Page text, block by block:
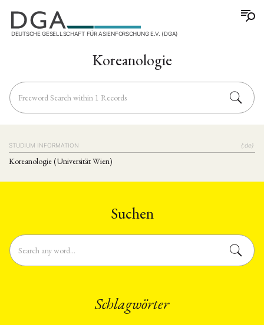
DEUTSCHE GESELLSCHAFT FÜR ASIENFORSCHUNG E.V. (DGA)
Koreanologie
STUDIUM INFORMATION {:de}
Koreanologie (Universität Wien)
Suchen
Schlagwörter